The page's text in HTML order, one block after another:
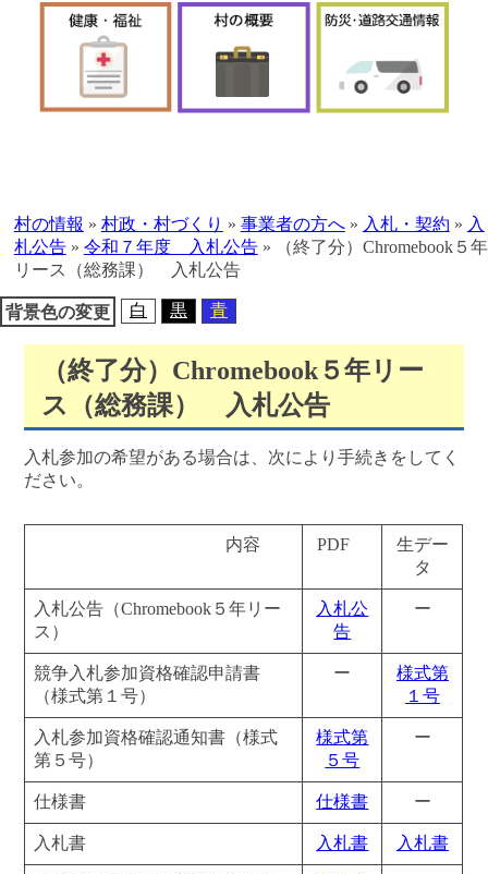
移
動
村の情報 » 村政・村づくり » 事業者の方へ » 入札・契約 » 入
札公告 » 令和７年度 入札公告 » （終了分）Chromebook５年
リース（総務課） 入札公告
背景色の変更 白 黒 青
（終了分）Chromebook５年リー
ス（総務課） 入札公告
入札参加の希望がある場合は、次により手続きをしてく
ださい。
内容 PDF
生デー
タ
入札公告（Chromebook５年リー
ス）
入札公
告
ー
競争入札参加資格確認申請書
（様式第１号）
ー
様式第
１号
入札参加資格確認通知書（様式
第５号）
様式第
５号
ー
仕様書 仕様書 ー
入札書 入札書 入札書